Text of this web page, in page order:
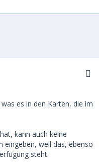
es in den Karten, die im
kann auch keine
eingeben, weil das, ebenso
steht.